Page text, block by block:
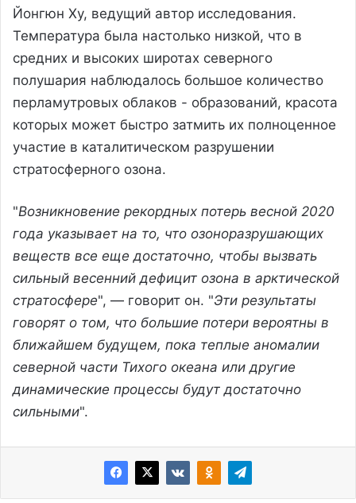
Йонгюн Ху, ведущий автор исследования.
Температура была настолько низкой, что в
средних и высоких широтах северного
полушария наблюдалось большое количество
перламутровых облаков - образований, красота
которых может быстро затмить их полноценное
участие в каталитическом разрушении
стратосферного озона.
"Возникновение рекордных потерь весной 2020
года указывает на то, что озоноразрушающих
веществ все еще достаточно, чтобы вызвать
сильный весенний дефицит озона в арктической
стратосфере", — говорит он. "Эти результаты
говорят о том, что большие потери вероятны в
ближайшем будущем, пока теплые аномалии
северной части Тихого океана или другие
динамические процессы будут достаточно
сильными".